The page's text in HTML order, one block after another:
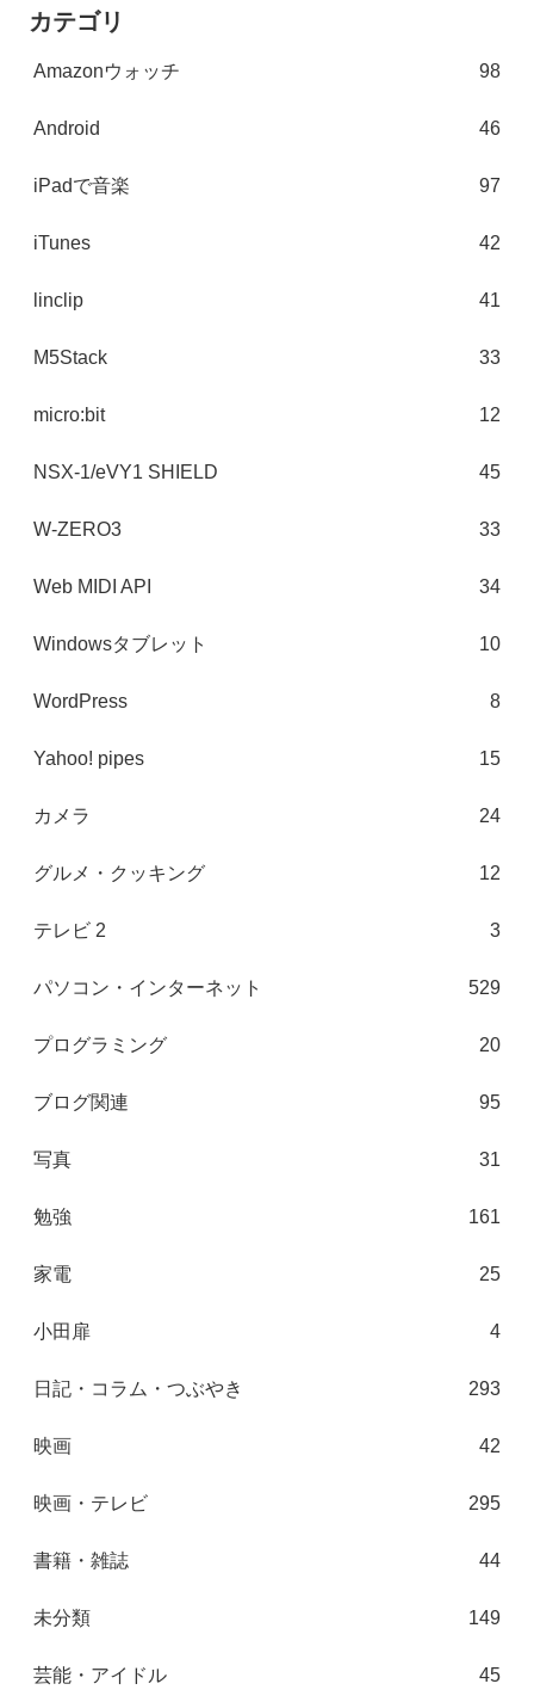
カテゴリ
Amazonウォッチ 98
Android 46
iPadで音楽 97
iTunes 42
linclip 41
M5Stack 33
micro:bit 12
NSX-1/eVY1 SHIELD 45
W-ZERO3 33
Web MIDI API 34
Windowsタブレット 10
WordPress 8
Yahoo! pipes 15
カメラ 24
グルメ・クッキング 12
テレビ 2 3
パソコン・インターネット 529
プログラミング 20
ブログ関連 95
写真 31
勉強 161
家電 25
小田扉 4
日記・コラム・つぶやき 293
映画 42
映画・テレビ 295
書籍・雑誌 44
未分類 149
芸能・アイドル 45